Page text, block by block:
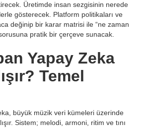
Üretimde insan sezgisinin nerede
gösterecek. Platform politikaları ve
değinip bir karar matrisi ile “ne zaman
pratik bir çerçeve sunacak.
Yapay Zeka
Temel
büyük müzik veri kümeleri üzerinde
Sistem; melodi, armoni, ritim ve tını